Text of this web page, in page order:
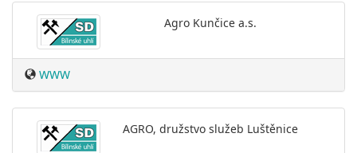
Agro Kunčice a.s.
WWW
AGRO, družstvo služeb Luštěnice